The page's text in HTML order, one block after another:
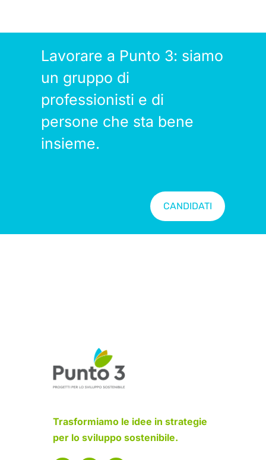
Lavorare a Punto 3: siamo
un gruppo di
professionisti e di
persone che sta bene
insieme.
CANDIDATI
Trasformiamo le idee in strategie
per lo sviluppo sostenibile.